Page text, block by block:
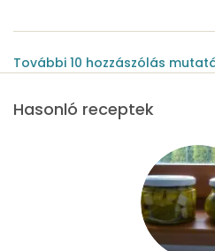
További 10 hozzászólás
Hasonló receptek